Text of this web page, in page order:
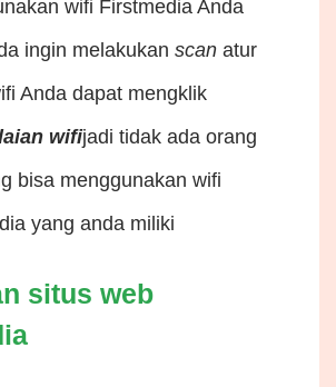
wifi Firstmedia Anda
ingin melakukan scan atur
Anda dapat mengklik
wifijadi tidak ada orang
bisa menggunakan wifi
yang anda miliki
situs web